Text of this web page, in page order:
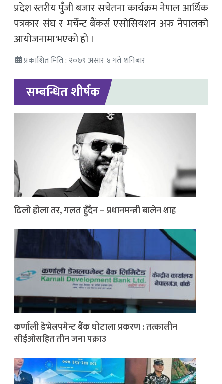
प्रदेश स्तरीय पुँजी बजार सचेतना कार्यक्रम नेपाल आर्थिक
पत्रकार संघ र मर्चेन्ट बैंकर्स एसोसियशन अफ नेपालको
आयोजनामा भएको हो ।
प्रकाशित मिति : २०७९ असार ४ गते शनिबार
सम्बन्धित शीर्षक
ढिलो होला तर, गलत हुँदैन – प्रधानमन्त्री बालेन शाह
कर्णाली डेभेलपमेन्ट बैंक घोटाला प्रकरण : तत्कालीन
सीईओसहित तीन जना पक्राउ